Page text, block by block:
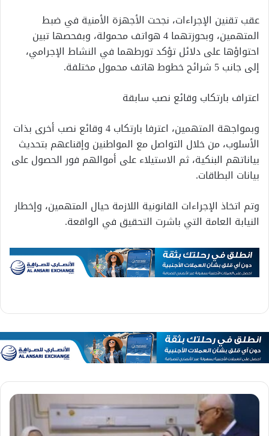
عقب تقنين الإجراءات، نجحت الأجهزة الأمنية في ضبط
المتهمين، وبحوزتهما 4 هواتف محمولة، وبفحصها تبين
احتواؤها على دلائل تؤكد تورطهما في النشاط الإجرامي،
إلى جانب 5 شرائح خطوط هاتف محمول مختلفة.
اعتراف بارتكاب وقائع نصب سابقة
وبمواجهة المتهمين، اعترفا بارتكاب 4 وقائع نصب أخرى بذات
الأسلوب، من خلال التواصل مع المواطنين وإقناعهم بتحديث
بياناتهم البنكية، ثم الاستيلاء على أموالهم فور الحصول على
بيانات البطاقات.
وتم اتخاذ الإجراءات القانونية اللازمة حيال المتهمين، وإخطار
النيابة العامة التي باشرت التحقيق في الواقعة.